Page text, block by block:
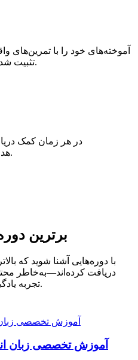
آموخته‌های خود را با تمرین‌های
تثبیت شده و دانش عملی‌تان عمیق‌تر شود.
در هر زمان کمک
هدایت‌شده‌ای برای همه فراهم شود.
برترین
با دوره‌هایی آشنا شوید که
دریافت کرده‌اند—به‌خاطر
تجربه یادگیری بی‌نظیر در موضوعات متنوع.
آموزش تخصصی زبان